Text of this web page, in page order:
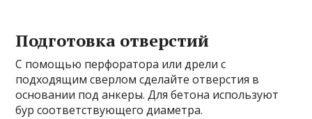
Подготовка отверстий
С помощью перфоратора или дрели с
подходящим сверлом сделайте отверстия в
основании под анкеры. Для бетона используют
бур соответствующего диаметра.